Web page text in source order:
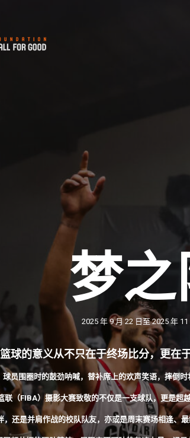
梦之
2025 年 9 月 22 日至 2025 年 11
篮球的意义从不只在于终场比分，更在
员围圈时的鼓劲呐喊，替补席上的欢声笑语，摔倒
联（FIBA）摄影大赛致敬的不仅是一支球队，更是超
还是并肩作战的校队队友，亦或是周末赛场相逢、